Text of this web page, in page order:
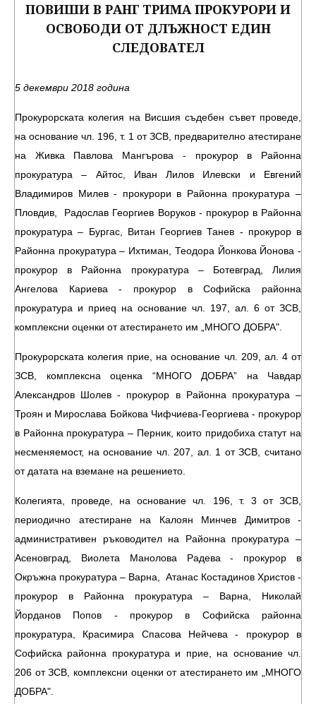
ПОВИШИ В РАНГ ТРИМА ПРОКУРОРИ И
ОСВОБОДИ ОТ ДЛЪЖНОСТ ЕДИН
СЛЕДОВАТЕЛ
5 декември 2018 година
Прокурорската колегия на Висшия съдебен съвет проведе,
на основание чл. 196, т. 1 от ЗСВ, предварително атестиране
на Живка Павлова Мангърова - прокурор в Районна
прокуратура – Айтос, Иван Лилов Илевски и Евгений
Владимиров Милев - прокурори в Районна прокуратура –
Пловдив, Радослав Георгиев Воруков - прокурор в Районна
прокуратура – Бургас, Витан Георгиев Танев - прокурор в
Районна прокуратура – Ихтиман, Теодора Йонкова Йонова -
прокурор в Районна прокуратура – Ботевград, Лилия
Ангелова Кариева - прокурор в Софийска районна
прокуратура и приеq на основание чл. 197, ал. 6 от ЗСВ,
комплексни оценки от атестирането им „МНОГО ДОБРА".
Прокурорската колегия прие, на основание чл. 209, ал. 4 от
ЗСВ, комплексна оценка “МНОГО ДОБРА” на Чавдар
Александров Шолев - прокурор в Районна прокуратура –
Троян и Мирослава Бойкова Чифчиева-Георгиева - прокурор
в Районна прокуратура – Перник, които придобиха статут на
несменяемост, на основание чл. 207, ал. 1 от ЗСВ, считано
от датата на вземане на решението.
Колегията, проведе, на основание чл. 196, т. 3 от ЗСВ,
периодично атестиране на Калоян Минчев Димитров -
административен ръководител на Районна прокуратура –
Асеновград, Виолета Манолова Радева - прокурор в
Окръжна прокуратура – Варна, Атанас Костадинов Христов -
прокурор в Районна прокуратура – Варна, Николай
Йорданов Попов - прокурор в Софийска районна
прокуратура, Красимира Спасова Нейчева - прокурор в
Софийска районна прокуратура и прие, на основание чл.
206 от ЗСВ, комплексни оценки от атестирането им „МНОГО
ДОБРА".